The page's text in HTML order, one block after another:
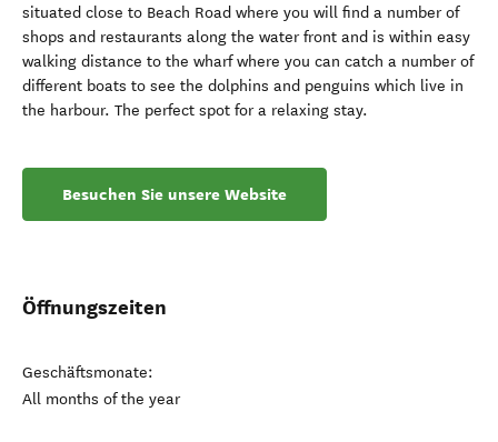
situated close to Beach Road where you will find a number of
shops and restaurants along the water front and is within easy
walking distance to the wharf where you can catch a number of
different boats to see the dolphins and penguins which live in
the harbour. The perfect spot for a relaxing stay.
Besuchen Sie unsere Website
Öffnungszeiten
Geschäftsmonate:
All months of the year